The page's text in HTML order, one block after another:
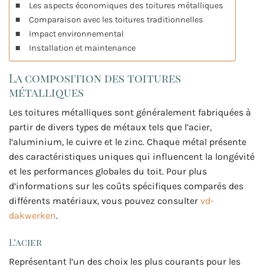
Les aspects économiques des toitures métalliques
Comparaison avec les toitures traditionnelles
Impact environnemental
Installation et maintenance
La composition des toitures
métalliques
Les toitures métalliques sont généralement fabriquées à
partir de divers types de métaux tels que l’acier,
l’aluminium, le cuivre et le zinc. Chaque métal présente
des caractéristiques uniques qui influencent la longévité
et les performances globales du toit. Pour plus
d’informations sur les coûts spécifiques comparés des
différents matériaux, vous pouvez consulter vd-
dakwerken.
L’acier
Représentant l’un des choix les plus courants pour les